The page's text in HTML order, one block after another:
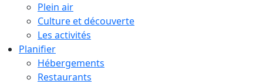
Plein air
Culture et découverte
Les activités
Planifier
Hébergements
Restaurants